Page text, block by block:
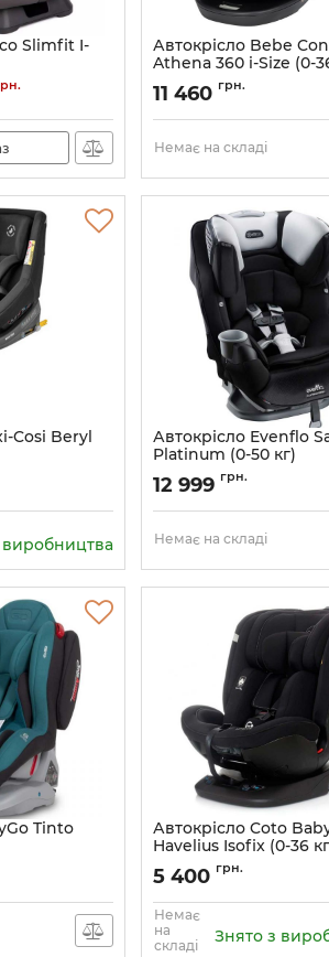
Slimfit I-
Автокрісло Bebe
Athena 360 i-Size (0-
Артикул: 8106288210
11 460 грн.
Немає на складі
Cosi Beryl
виробництва
Автокрісло Evenflo
Platinum (0-50 кг)
Артикул:032884191505
12 999 грн.
Немає на складі
Tinto
Автокрісло Coto
Havelius Isofix (0-36
5 400 грн.
Немає
на
складі
Знято з